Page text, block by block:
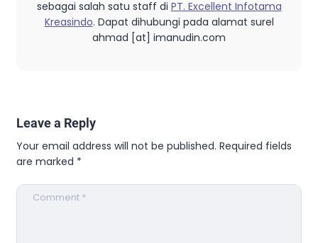
sebagai salah satu staff di PT. Excellent Infotama
Kreasindo. Dapat dihubungi pada alamat surel
ahmad [at] imanudin.com
Leave a Reply
Your email address will not be published. Required fields
are marked *